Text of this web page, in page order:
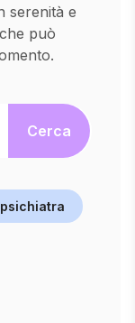
serenità e
può
Cerca
psichiatra